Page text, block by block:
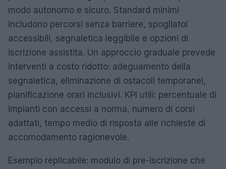
modo autonomo e sicuro. Standard minimi
includono percorsi senza barriere, spogliatoi
accessibili, segnaletica leggibile e opzioni di
iscrizione assistita. Un approccio graduale prevede
interventi a costo ridotto: adeguamento della
segnaletica, eliminazione di ostacoli temporanei,
pianificazione orari inclusivi. KPI utili: percentuale di
impianti con accessi a norma, numero di corsi
adattati, tempo medio di risposta alle richieste di
accomodamento ragionevole.
Esempio replicabile: modulo di pre-iscrizione che